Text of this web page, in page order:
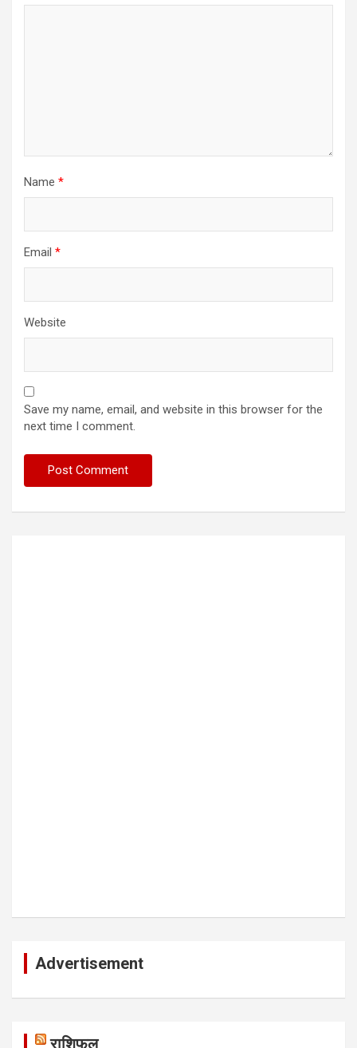
Name *
Email *
Website
Save my name, email, and website in this browser for the
next time I comment.
Advertisement